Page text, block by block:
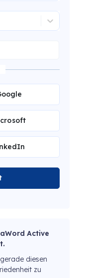
Active
diesen
zu